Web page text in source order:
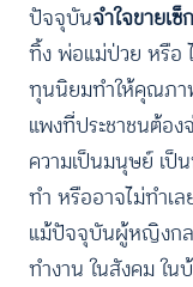
ปัจจุบันจำใจขายเซ็
ทิ้ง พ่อแม่ป่วย หรือ
ทุนนิยมทำให้คุณภา
แพงที่ประชาชนต้อง
ความเป็นมนุษย์ เป็
ทำ หรืออาจไม่ทำเล
แม้ปัจจุบันผู้หญิงกล
ทำงาน ในสังคม ใ